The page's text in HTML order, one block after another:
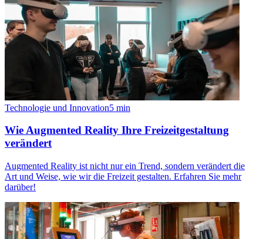
Technologie und Innovation5 min
Wie Augmented Reality Ihre Freizeitgestaltung
verändert
Augmented Reality ist nicht nur ein Trend, sondern verändert die
Art und Weise, wie wir die Freizeit gestalten. Erfahren Sie mehr
darüber!